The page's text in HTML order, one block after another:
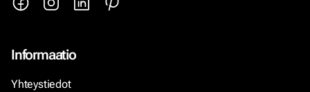
Informaatio
Yhteystiedot